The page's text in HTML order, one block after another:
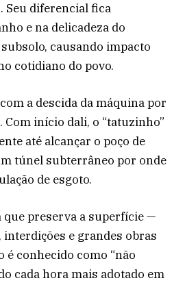
Seu diferencial fica
e na delicadeza do
causando impacto
cotidiano do povo.
a descida da máquina por
Com início dali, o “tatuzinho”
até alcançar o poço de
túnel subterrâneo por onde
de esgoto.
que preserva a superfície —
e grandes obras
é conhecido como “não
cada hora mais adotado em